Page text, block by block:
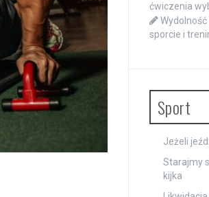
ćwiczenia
sporcie i
Sport
Jeżeli
Starajmy
kijka